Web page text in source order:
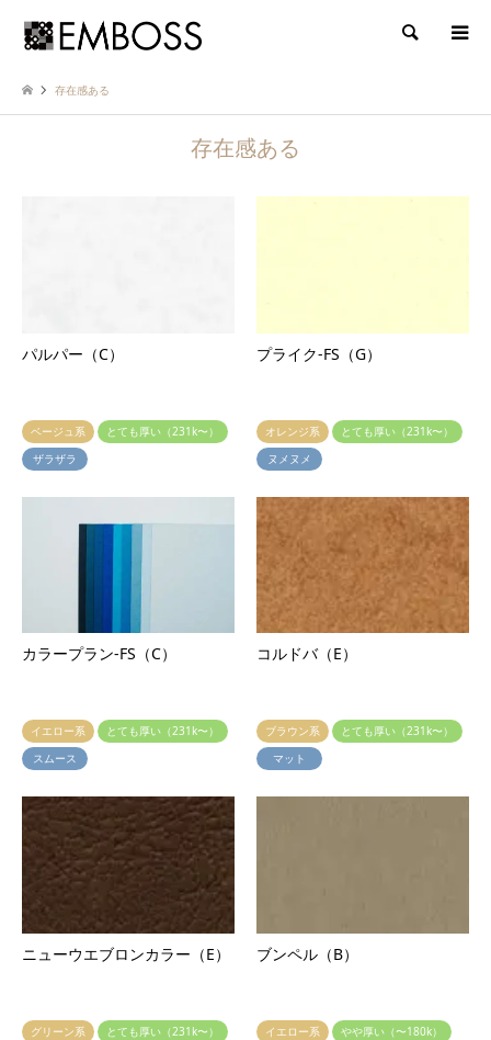
検索
存在感ある
存在感ある
パルパー（C）
ベージュ系
とても厚い（231k〜）
ザラザラ
プライク-FS（G）
オレンジ系
とても厚い（231k〜）
ヌメヌメ
カラープラン-FS（C）
イエロー系
とても厚い（231k〜）
スムース
コルドバ（E）
ブラウン系
とても厚い（231k〜）
マット
ニューウエブロンカラー（E）
グリーン系
とても厚い（231k〜）
ブンペル（B）
イエロー系
やや厚い（〜180k）